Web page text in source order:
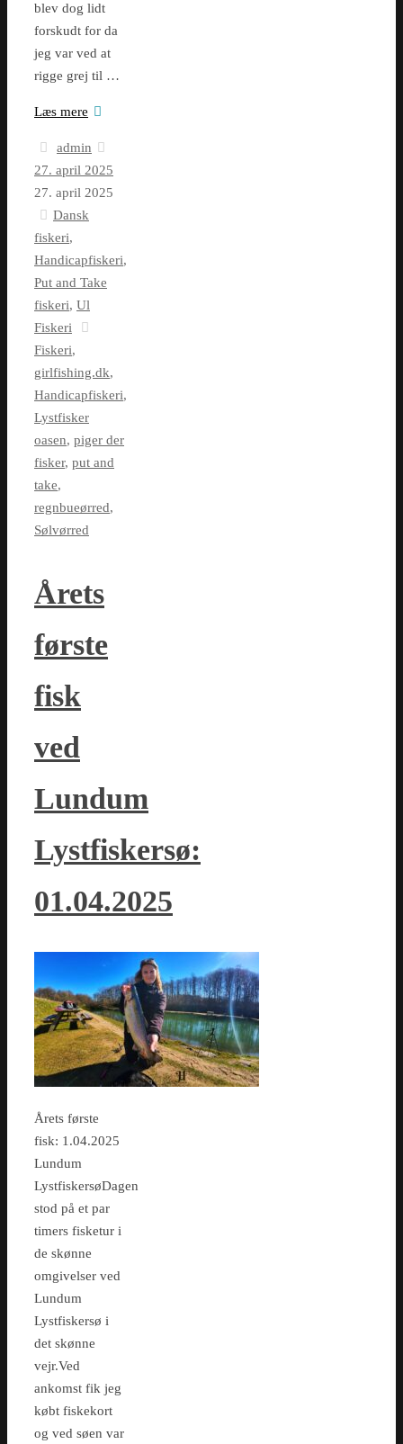
blev dog lidt
forskudt for da
jeg var ved at
rigge grej til …
Læs mere
admin
27. april 2025
27. april 2025
Dansk
fiskeri,
Handicapfiskeri,
Put and Take
fiskeri, Ul
Fiskeri
Fiskeri,
girlfishing.dk,
Handicapfiskeri,
Lystfisker
oasen, piger der
fisker, put and
take,
regnbueørred,
Sølvørred
Årets
første
fisk
ved
Lundum
Lystfiskersø:
01.04.2025
Årets første
fisk: 1.04.2025
Lundum
LystfiskersøDagen
stod på et par
timers fisketur i
de skønne
omgivelser ved
Lundum
Lystfiskersø i
det skønne
vejr.Ved
ankomst fik jeg
købt fiskekort
og ved søen var